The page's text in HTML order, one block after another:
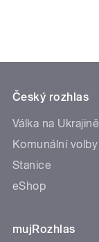
Český rozhlas
Válka na Ukrajině
Komunální volby
Stanice
eShop
mujRozhlas